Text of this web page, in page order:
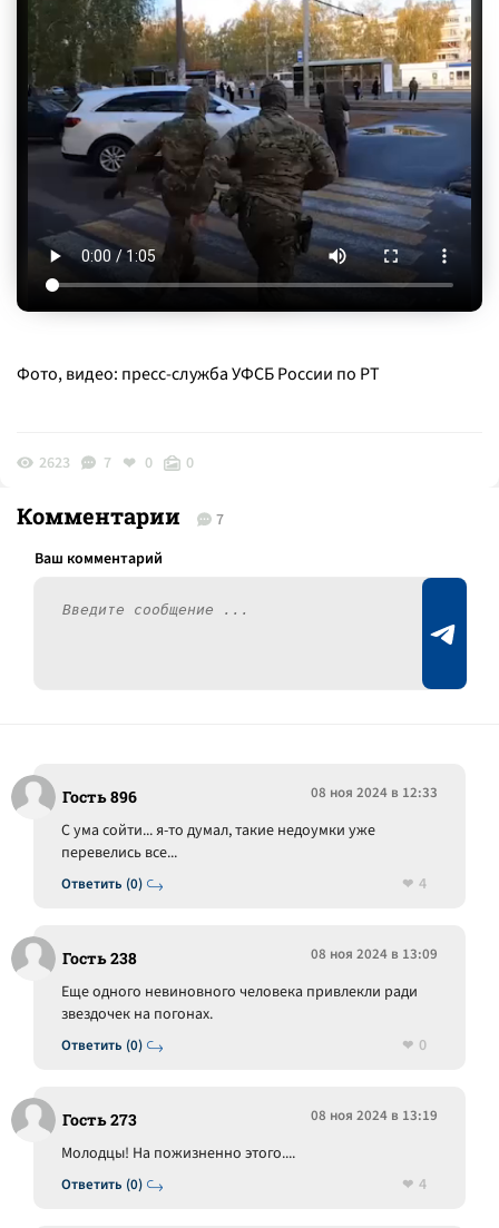
Фото, видео: пресс-служба УФСБ России по РТ
2623 7 0 0
Комментарии 7
Гость 896 08 ноя 2024 в 12:33
Ответить (0)
С ума сойти... я-то думал, такие недоумки уже
перевелись все...
4
Гость 238 08 ноя 2024 в 13:09
Ответить (0)
Еще одного невиновного человека привлекли ради
звездочек на погонах.
0
Гость 273 08 ноя 2024 в 13:19
Ответить (0)
Молодцы! На пожизненно этого....
4